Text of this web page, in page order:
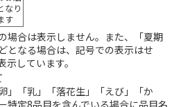
なり
す
場合は表示しません。また、「夏期
となる場合は、記号での表示はせ
しています。
」「乳」「落花生」「えび」「か